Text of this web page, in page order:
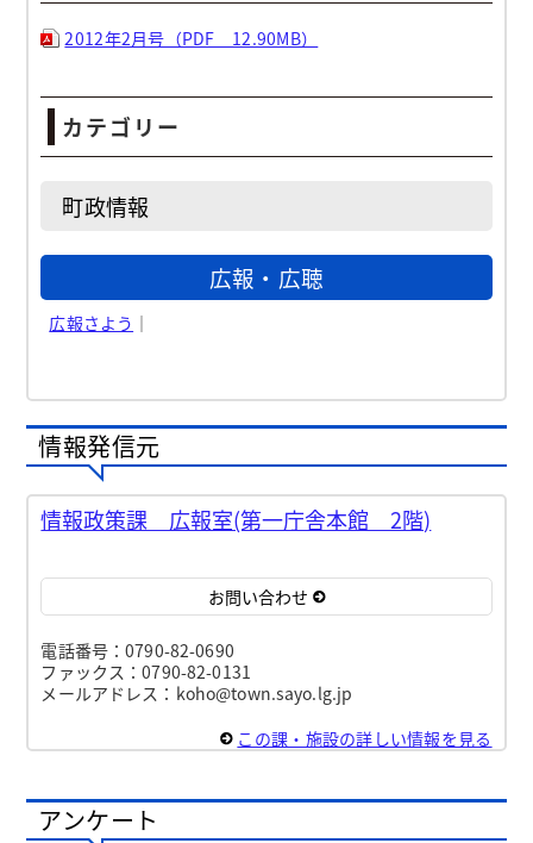
2012年2月号（PDF 12.90MB）
カテゴリー
町政情報
広報・広聴
広報さよう ｜
情報発信元
情報政策課 広報室(第一庁舎本館 2階)
お問い合わせ
電話番号：0790-82-0690
ファックス：0790-82-0131
メールアドレス：koho@town.sayo.lg.jp
この課・施設の詳しい情報を見る
アンケート